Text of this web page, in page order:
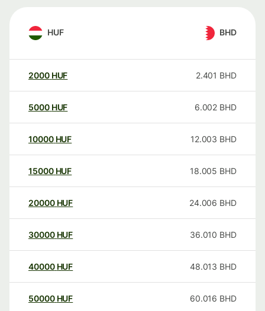
HUF BHD
2000 HUF 2.401 BHD
5000 HUF 6.002 BHD
10000 HUF 12.003 BHD
15000 HUF 18.005 BHD
20000 HUF 24.006 BHD
30000 HUF 36.010 BHD
40000 HUF 48.013 BHD
50000 HUF 60.016 BHD